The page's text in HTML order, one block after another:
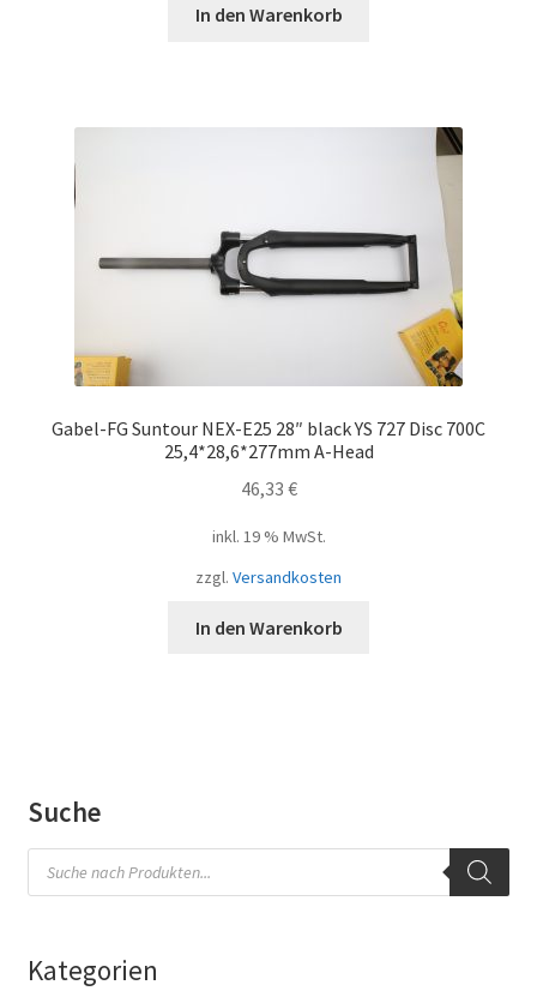
In den Warenkorb
Gabel-FG Suntour NEX-E25 28″ black YS 727 Disc 700C
25,4*28,6*277mm A-Head
46,33 €
inkl. 19 % MwSt.
zzgl. Versandkosten
In den Warenkorb
Suche
Products
search
Kategorien